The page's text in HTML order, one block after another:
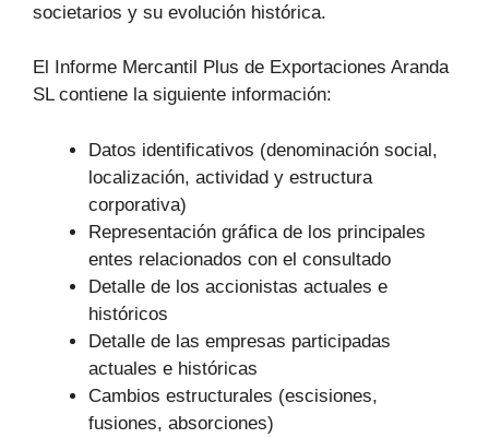
societarios y su evolución histórica.
El Informe Mercantil Plus de Exportaciones Aranda
SL contiene la siguiente información:
Datos identificativos (denominación social,
localización, actividad y estructura
corporativa)
Representación gráfica de los principales
entes relacionados con el consultado
Detalle de los accionistas actuales e
históricos
Detalle de las empresas participadas
actuales e históricas
Cambios estructurales (escisiones,
fusiones, absorciones)